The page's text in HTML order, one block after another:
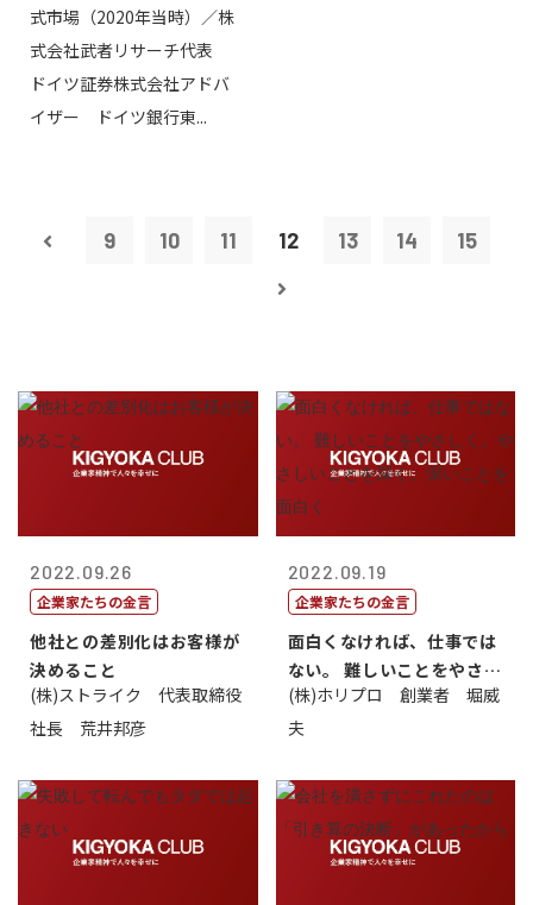
式市場（2020年当時）／株
式会社武者リサーチ代表
ドイツ証券株式会社アドバ
イザー ドイツ銀行東...
9 10 11 12 13 14 15
2022.09.26
企業家たちの金言
他社との差別化はお客様が
決めること
(株)ストライク 代表取締役
社長 荒井邦彦
2022.09.19
企業家たちの金言
面白くなければ、仕事では
ない。 難しいことをやさし
く。やさし...
(株)ホリプロ 創業者 堀威
夫